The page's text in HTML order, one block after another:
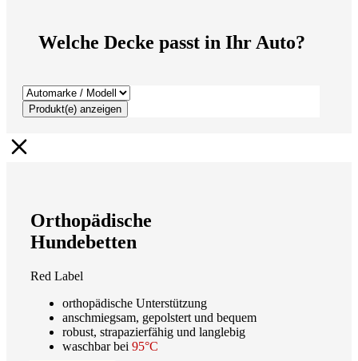
Welche Decke passt in Ihr Auto?
Produkt(e) anzeigen
Orthopädische
Hundebetten
Red Label
orthopädische Unterstützung
anschmiegsam, gepolstert und bequem
robust, strapazierfähig und langlebig
waschbar bei 95°C